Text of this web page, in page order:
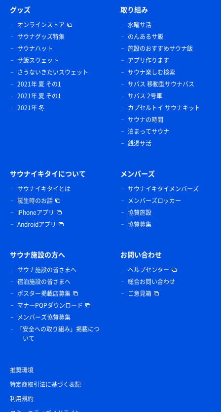
グッズ
オンラインストア
サウナグッズ特集
サウナハット
サ飯スウェット
さうないきたいスウェット
2021年 夏 その1
2021年 夏 その1
2021年 冬
取り組み
水曜サ活
のんあるサ飯
施設のおすすめサウナ飯
アプリ作ります
サウナ楽しむ検索
サバス 移動型サウナバス
サバス 2号車
カプセルトイ サウナキット
サウナの時間
泊まってサウナ
銭湯サ活
サウナイキタイについて
サウナイキタイとは
誕生時のお話
iPhoneアプリ
Androidアプリ
メンバーズ
サウナイキタイメンバーズ
メンバーズロッカー
協賛施設
協賛募集
サウナ施設の方へ
サウナ施設の皆さまへ
宿泊施設の皆さまへ
ポスター掲載店募集
マナーPOPダウンロード
メンバーズ協賛募集
「安全への取り組み」掲載につ
いて
お問い合わせ
ヘルプセンター
総合お問い合わせ
ご意見箱
推奨環境
特定商取引法に基づく表記
利用規約